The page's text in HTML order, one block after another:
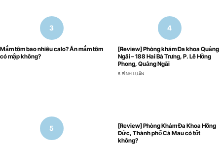
Mắm tôm bao nhiêu calo? Ăn mắm tôm
có mập không?
[Review] Phòng khám Đa khoa Quảng
Ngãi – 188 Hai Bà Trưng, P. Lê Hồng
Phong, Quảng Ngãi
6 BÌNH LUẬN
[Review] Phòng Khám Đa Khoa Hồng
Đức, Thành phố Cà Mau có tốt
không?